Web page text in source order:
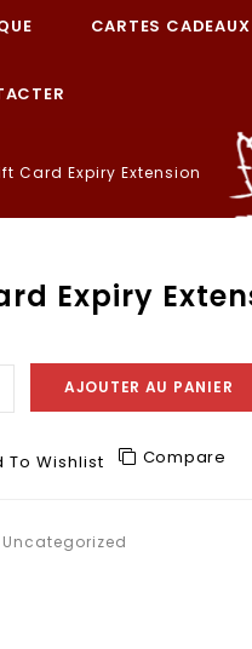
CARTES CADEAUX
Card Expiry Extension
Expiry
AJOUTER AU PANIER
To Wishlist Compare
Uncategorized